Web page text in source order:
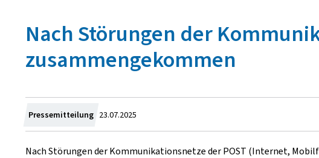
Nach Störungen der
zusammengekommen
Pressemitteilung Zum
23.07.2025
Nach Störungen der Kommunikationsnetze der POST (Internet,